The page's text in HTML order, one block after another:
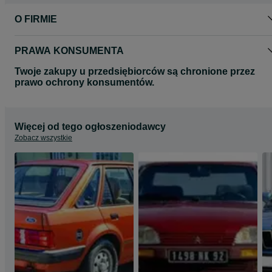
O FIRMIE
PRAWA KONSUMENTA
Twoje zakupy u przedsiębiorców są chronione przez
prawo ochrony konsumentów.
Więcej od tego ogłoszeniodawcy
Zobacz wszystkie